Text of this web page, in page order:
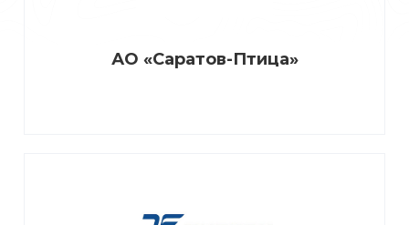
АО «Саратов-Птица»